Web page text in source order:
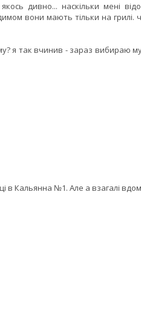
дивно... наскільки мені
вони мають тільки на грилі.
я так вчинив - зараз вибираю
в Кальянна №1. Але а взагалі